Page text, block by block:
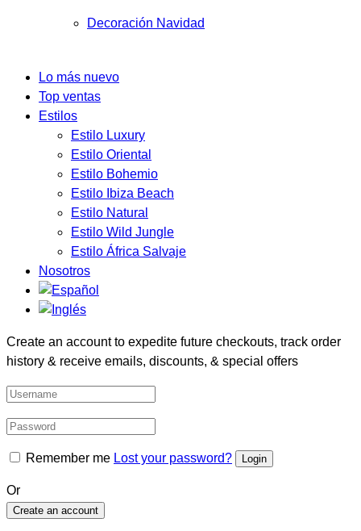
Decoración Navidad
Lo más nuevo
Top ventas
Estilos
Estilo Luxury
Estilo Oriental
Estilo Bohemio
Estilo Ibiza Beach
Estilo Natural
Estilo Wild Jungle
Estilo África Salvaje
Nosotros
Create an account to expedite future checkouts, track order
history & receive emails, discounts, & special offers
Remember me Lost your password?
Or
Create an account